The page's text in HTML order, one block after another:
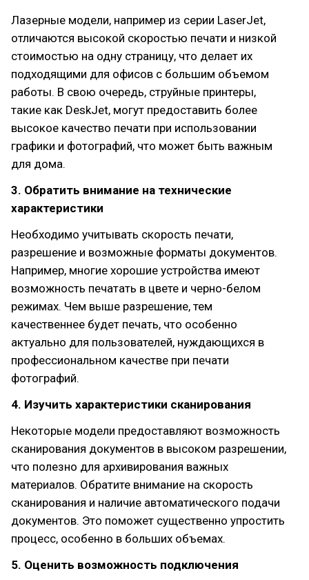
Лазерные модели, например из серии LaserJet,
отличаются высокой скоростью печати и низкой
стоимостью на одну страницу, что делает их
подходящими для офисов с большим объемом
работы. В свою очередь, струйные принтеры,
такие как DeskJet, могут предоставить более
высокое качество печати при использовании
графики и фотографий, что может быть важным
для дома.
3. Обратить внимание на технические
характеристики
Необходимо учитывать скорость печати,
разрешение и возможные форматы документов.
Например, многие хорошие устройства имеют
возможность печатать в цвете и черно-белом
режимах. Чем выше разрешение, тем
качественнее будет печать, что особенно
актуально для пользователей, нуждающихся в
профессиональном качестве при печати
фотографий.
4. Изучить характеристики сканирования
Некоторые модели предоставляют возможность
сканирования документов в высоком разрешении,
что полезно для архивирования важных
материалов. Обратите внимание на скорость
сканирования и наличие автоматического подачи
документов. Это поможет существенно упростить
процесс, особенно в больших объемах.
5. Оценить возможность подключения